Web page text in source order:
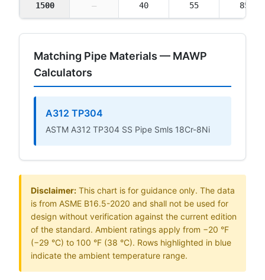
1500 — 40 55 85
Matching Pipe Materials — MAWP
Calculators
A312 TP304
ASTM A312 TP304 SS Pipe Smls 18Cr-8Ni
Disclaimer: This chart is for guidance only. The data
is from ASME B16.5-2020 and shall not be used for
design without verification against the current edition
of the standard. Ambient ratings apply from −20 °F
(−29 °C) to 100 °F (38 °C). Rows highlighted in blue
indicate the ambient temperature range.